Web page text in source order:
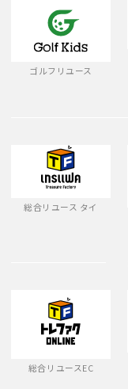
ゴルフリユース
総合リユース タイ
総合リユースEC